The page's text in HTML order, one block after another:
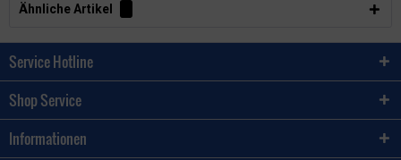
Ähnliche Artikel
Service Hotline
Shop Service
Informationen